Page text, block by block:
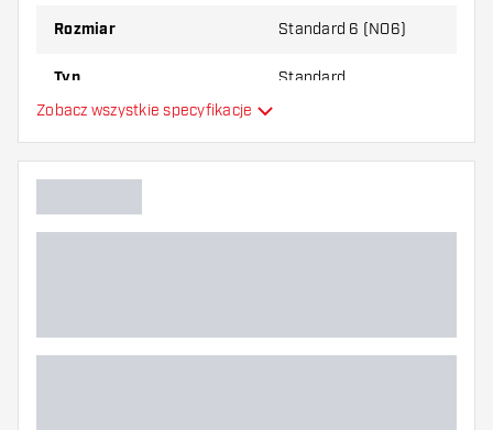
Rozmiar Standard 6 (NO6)
Typ Standard
Dodatkowe kolory
Zobacz wszystkie specyfikacje